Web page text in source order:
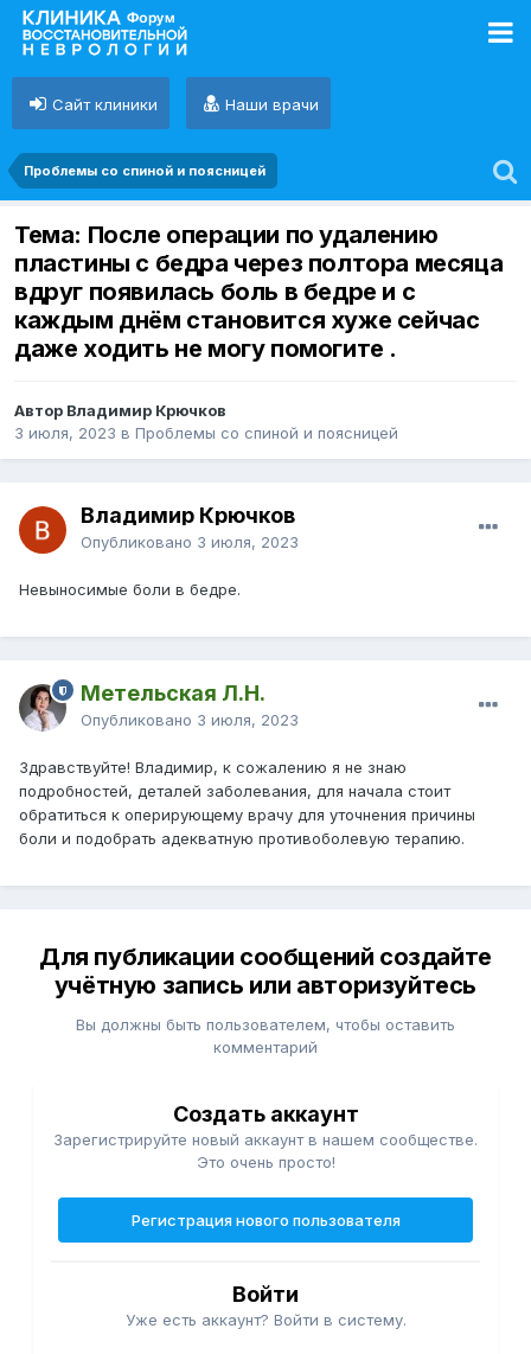
Сайт клиники Наши врачи
Проблемы со спиной и поясницей
Тема: После операции по удалению
пластины с бедра через полтора месяца
вдруг появилась боль в бедре и с
каждым днём становится хуже сейчас
даже ходить не могу помогите .
Автор Владимир Крючков
3 июля, 2023 в Проблемы со спиной и поясницей
Владимир Крючков
Опубликовано 3 июля, 2023
Невыносимые боли в бедре.
Метельская Л.Н.
Опубликовано 3 июля, 2023
Здравствуйте! Владимир, к сожалению я не знаю
подробностей, деталей заболевания, для начала стоит
обратиться к оперирующему врачу для уточнения причины
боли и подобрать адекватную противоболевую терапию.
Для публикации сообщений создайте
учётную запись или авторизуйтесь
Вы должны быть пользователем, чтобы оставить
комментарий
Создать аккаунт
Зарегистрируйте новый аккаунт в нашем сообществе.
Это очень просто!
Регистрация нового пользователя
Войти
Уже есть аккаунт? Войти в систему.